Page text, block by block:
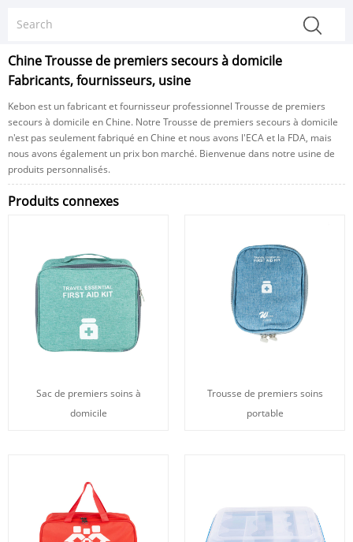
Chine Trousse de premiers secours à domicile
Fabricants, fournisseurs, usine
Kebon est un fabricant et fournisseur professionnel Trousse de premiers
secours à domicile en Chine. Notre Trousse de premiers secours à domicile
n'est pas seulement fabriqué en Chine et nous avons l'ECA et la FDA, mais
nous avons également un prix bon marché. Bienvenue dans notre usine de
produits personnalisés.
Produits connexes
Sac de premiers soins à
domicile
Trousse de premiers soins
portable